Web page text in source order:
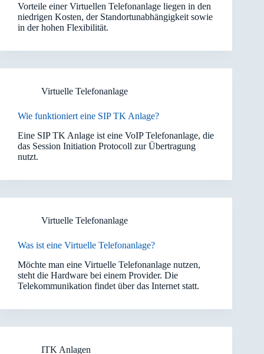
Vorteile einer Virtuellen Telefonanlage liegen in den
niedrigen Kosten, der Standortunabhängigkeit sowie
in der hohen Flexibilität.
Virtuelle Telefonanlage
Wie funktioniert eine SIP TK Anlage?
Eine SIP TK Anlage ist eine VoIP Telefonanlage, die
das Session Initiation Protocoll zur Übertragung
nutzt.
Virtuelle Telefonanlage
Was ist eine Virtuelle Telefonanlage?
Möchte man eine Virtuelle Telefonanlage nutzen,
steht die Hardware bei einem Provider. Die
Telekommunikation findet über das Internet statt.
ITK Anlagen